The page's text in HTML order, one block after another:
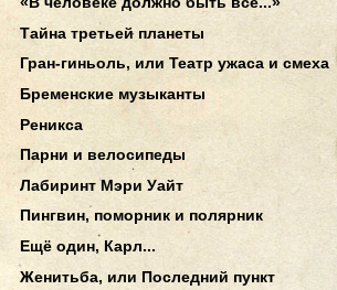
Тайна третьей планеты
Гран-гиньоль, или Театр ужаса и смеха
Бременские музыканты
Реникса
Парни и велосипеды
Лабиринт Мэри Уайт
Пингвин, поморник и полярник
Ещё один, Карл...
Женитьба, или Последний пункт